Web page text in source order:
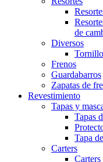
de
Diversos
Frenos
Guardabarros
Zapatas de
Revestimiento
Tapas y
Tapas
Tapa
Carters